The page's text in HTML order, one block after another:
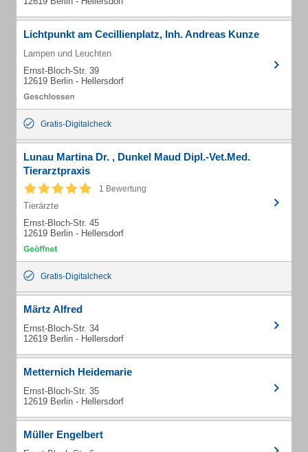
Lichtpunkt am Cecillienplatz, Inh. Andreas Kunze
Lampen und Leuchten
Ernst-Bloch-Str. 39
12619 Berlin - Hellersdorf
Gratis-Digitalcheck
Lunau Martina Dr. , Dunkel Maud Dipl.-Vet.Med.
Tierarztpraxis
1 Bewertung
Tierärzte
Ernst-Bloch-Str. 45
12619 Berlin - Hellersdorf
Gratis-Digitalcheck
Märtz Alfred
Ernst-Bloch-Str. 34
12619 Berlin - Hellersdorf
Metternich Heidemarie
Ernst-Bloch-Str. 35
12619 Berlin - Hellersdorf
Müller Engelbert